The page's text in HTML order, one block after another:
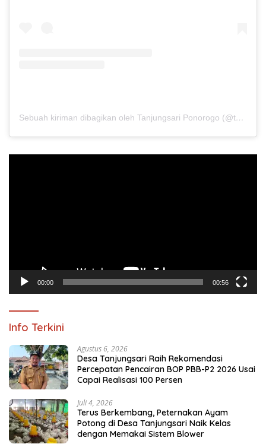
Sebuah kiriman dibagikan oleh Tanjungsari Ponorogo (@tanjungsari.ponorogo)
00:00 00:56
Info Terkini
Agustus 6, 2026
Desa Tanjungsari Raih Rekomendasi
Percepatan Pencairan BOP PBB-P2 2026 Usai
Capai Realisasi 100 Persen
Juli 4, 2026
Terus Berkembang, Peternakan Ayam
Potong di Desa Tanjungsari Naik Kelas
dengan Memakai Sistem Blower